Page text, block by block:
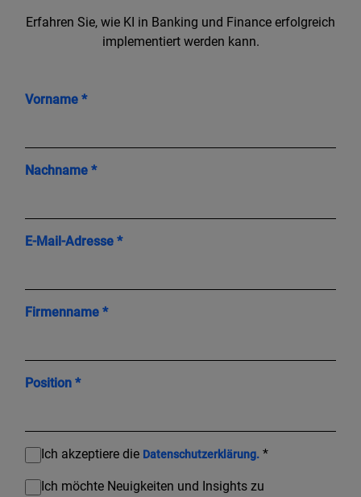
Erfahren Sie, wie KI in Banking und Finance erfolgreich
implementiert werden kann.
Vorname *
Nachname *
E-Mail-Adresse *
Firmenname *
Position *
Ich akzeptiere die Datenschutzerklärung. *
Ich möchte Neuigkeiten und Insights zu